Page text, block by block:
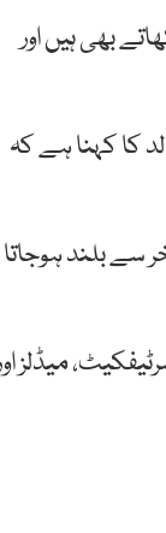
بھی ہیں اور
کا کہنا ہے کہ
سے بلند ہوجاتا
میڈلز